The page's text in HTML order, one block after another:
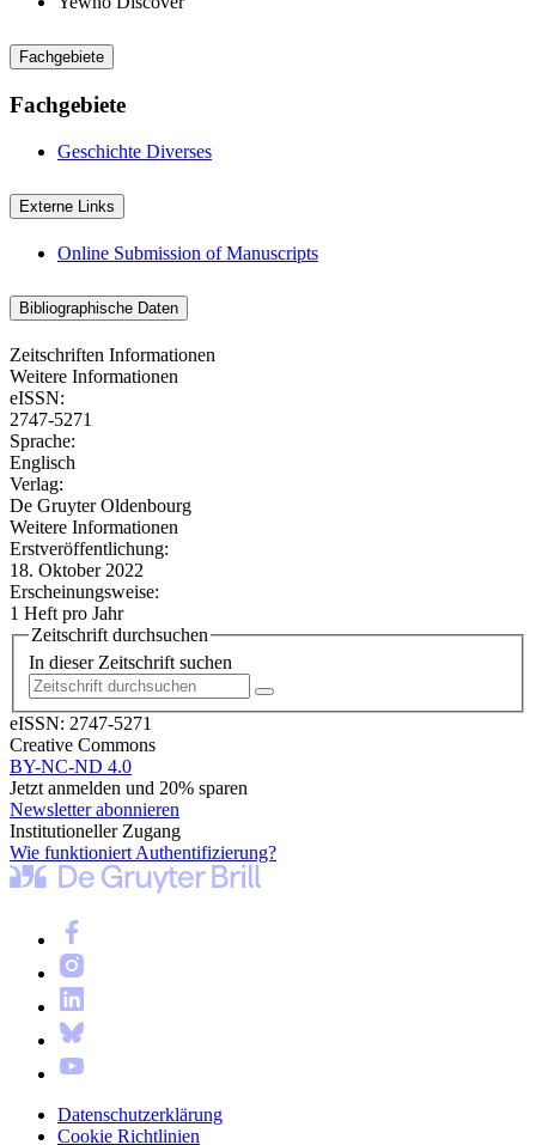
Fachgebiete
Fachgebiete
Geschichte Diverses
Externe Links
Online Submission of Manuscripts
Bibliographische Daten
Zeitschriften Informationen
Weitere Informationen
eISSN:
2747-5271
Sprache:
Englisch
Verlag:
De Gruyter Oldenbourg
Weitere Informationen
Erstveröffentlichung:
18. Oktober 2022
Erscheinungsweise:
1 Heft pro Jahr
Zeitschrift durchsuchen
In dieser Zeitschrift suchen
eISSN: 2747-5271
Creative Commons
BY-NC-ND 4.0
Jetzt anmelden und 20% sparen
Newsletter abonnieren
Institutioneller Zugang
Wie funktioniert Authentifizierung?
Datenschutzerklärung
Cookie Richtlinien